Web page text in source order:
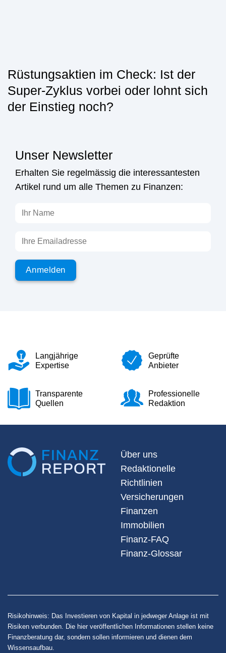
Rüstungsaktien im Check: Ist der
Super-Zyklus vorbei oder lohnt sich
der Einstieg noch?
Unser Newsletter
Erhalten Sie regelmässig die interessantesten
Artikel rund um alle Themen zu Finanzen:
Langjährige
Expertise
Geprüfte
Anbieter
Transparente
Quellen
Professionelle
Redaktion
Über uns
Redaktionelle
Richtlinien
Versicherungen
Finanzen
Immobilien
Finanz-FAQ
Finanz-Glossar
Risikohinweis: Das Investieren von Kapital in jedweger Anlage ist mit
Risiken verbunden. Die hier veröffentlichen Informationen stellen keine
Finanzberatung dar, sondern sollen informieren und dienen dem
Wissensaufbau.